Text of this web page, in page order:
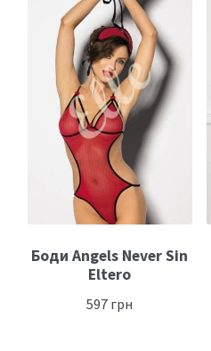
Боди Angels Never Sin
Eltero
597 грн